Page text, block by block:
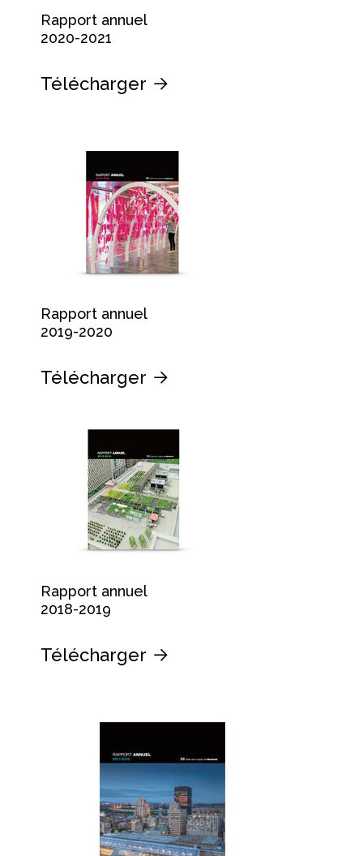
Rapport annuel
2020-2021
Télécharger
Rapport annuel
2019-2020
Télécharger
Rapport annuel
2018-2019
Télécharger